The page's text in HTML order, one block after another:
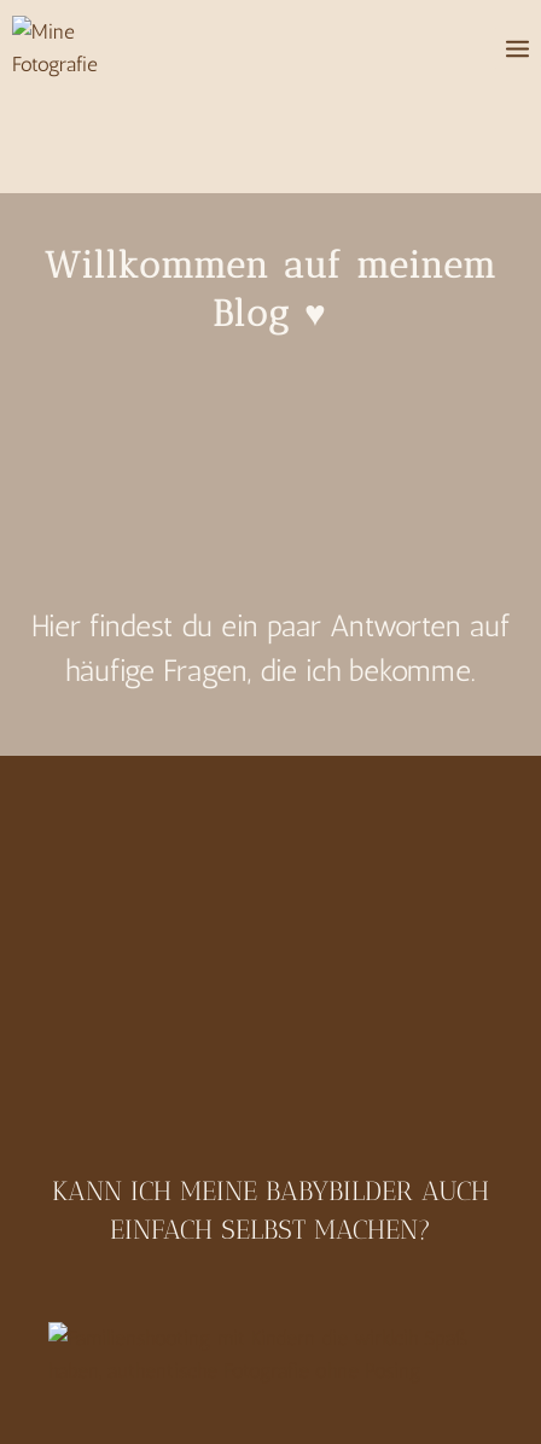
Zum
springen
Willkommen auf meinem
Blog ♥
Hier findest du ein paar Antworten auf
häufige Fragen, die ich bekomme.
KANN ICH MEINE BABYBILDER AUCH
EINFACH SELBST MACHEN?